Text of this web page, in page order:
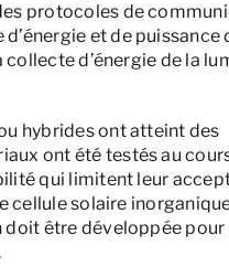
protocoles de
et de puissance
d’énergie de la
hybrides ont atteint des
ont été testés au
qui limitent leur
cellule solaire
doit être développée pour